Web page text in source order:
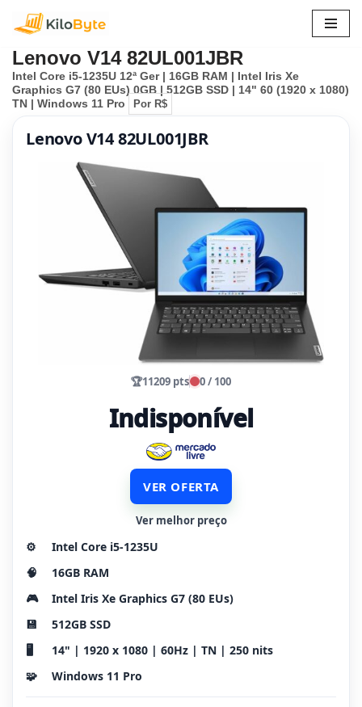
para
o
conteúdo
Lenovo V14 82UL001JBR
Intel Core i5-1235U 12ª Ger | 16GB RAM | Intel Iris Xe
Graphics G7 (80 EUs) 0GB | 512GB SSD | 14" 60 (1920 x 1080)
TN | Windows 11 Pro
Por R$
Lenovo V14 82UL001JBR
🏆11209 pts 0 / 100
Indisponível
VER OFERTA
Ver melhor preço
⚙️
Intel Core i5-1235U
🧠
16GB RAM
🎮
Intel Iris Xe Graphics G7 (80 EUs)
💾
512GB SSD
🖥️
14" | 1920 x 1080 | 60Hz | TN | 250 nits
🧩
Windows 11 Pro